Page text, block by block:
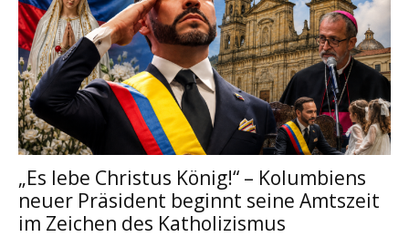
„Es lebe Christus König!“ – Kolumbiens
neuer Präsident beginnt seine Amtszeit
im Zeichen des Katholizismus